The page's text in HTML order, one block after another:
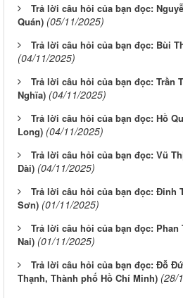
Trả lời câu hỏi của bạn đọc:
Quán) (05/11/2025)
Trả lời câu hỏi của bạn đọc: Bùi
(04/11/2025)
Trả lời câu hỏi của bạn đọc: Trần
Nghĩa) (04/11/2025)
Trả lời câu hỏi của bạn đọc: Hồ
Long) (04/11/2025)
Trả lời câu hỏi của bạn đọc: Vũ
Dài) (04/11/2025)
Trả lời câu hỏi của bạn đọc: Đinh
Sơn) (01/11/2025)
Trả lời câu hỏi của bạn đọc:
Nai) (01/11/2025)
Trả lời câu hỏi của bạn đọc: Đỗ
Thạnh, Thành phố Hồ Chí Minh) (28/